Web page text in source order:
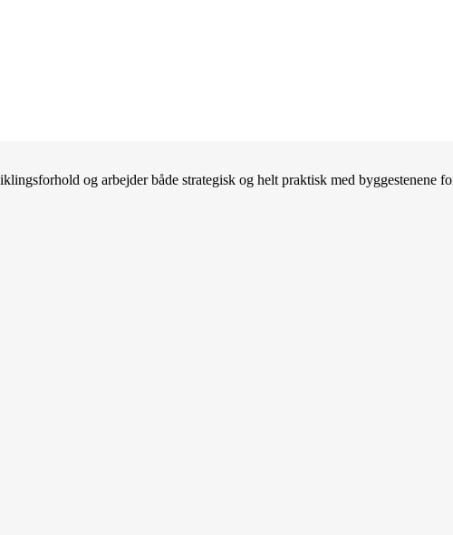
og arbejder både strategisk og helt praktisk med byggestenene